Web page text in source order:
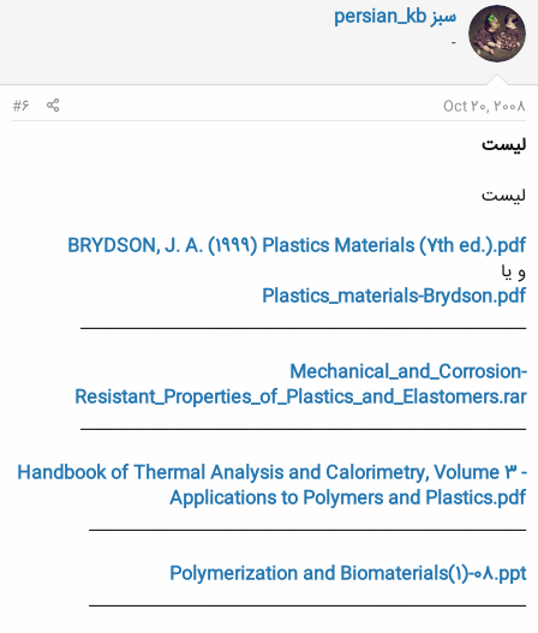
persian_kb سبز
-
Oct 20, 2008
#6
لیست
لیست
BRYDSON, J. A. (1999) Plastics Materials (7th ed.).pdf
و یا
Plastics_materials-Brydson.pdf
_____________________________________________________
Mechanical_and_Corrosion-
Resistant_Properties_of_Plastics_and_Elastomers.rar
_____________________________________________________
Handbook of Thermal Analysis and Calorimetry, Volume 3 -
Applications to Polymers and Plastics.pdf
____________________________________________________
Polymerization and Biomaterials(1)-08.ppt
____________________________________________________